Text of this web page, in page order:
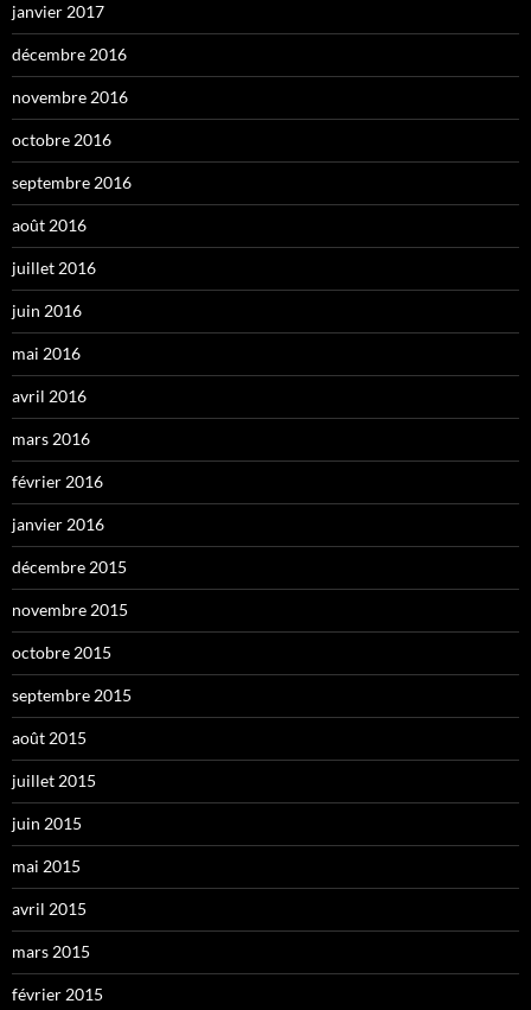
janvier 2017
décembre 2016
novembre 2016
octobre 2016
septembre 2016
août 2016
juillet 2016
juin 2016
mai 2016
avril 2016
mars 2016
février 2016
janvier 2016
décembre 2015
novembre 2015
octobre 2015
septembre 2015
août 2015
juillet 2015
juin 2015
mai 2015
avril 2015
mars 2015
février 2015